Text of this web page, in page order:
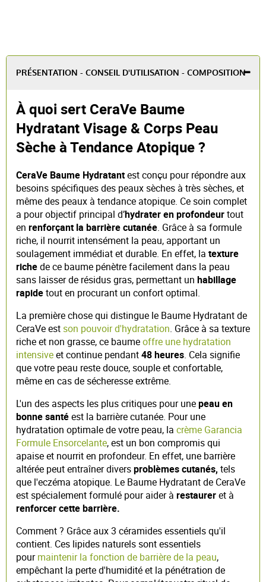
PRÉSENTATION - CONSEIL D'UTILISATION - COMPOSITION
À quoi sert CeraVe Baume
Hydratant Visage & Corps Peau
Sèche à Tendance Atopique ?
CeraVe Baume Hydratantest conçu pour répondre aux
besoins spécifiques des peaux sèches à très sèches, et
même des peaux à tendance atopique. Ce soin complet
a pour objectif principal d’hydrater en profondeurtout
en renforçant la barrière cutanée. Grâce à sa formule
riche, il nourrit intensément la peau, apportant un
soulagement immédiat et durable. En effet, la texture
richede ce baume pénètre facilement dans la peau
sans laisser de résidus gras, permettant un habillage
rapidetout en procurant un confort optimal.
La première chose qui distingue le Baume Hydratant de
CeraVe estson pouvoir d'hydratation. Grâce à sa texture
riche et non grasse, ce baumeoffre une hydratation
intensiveet continue pendant48 heures. Cela signifie
que votre peau reste douce, souple et confortable,
même en cas de sécheresse extrême.
L'un des aspects les plus critiques pour unepeau en
bonne santéest la barrière cutanée. Pour une
hydratation optimale de votre peau, la crème Garancia
Formule Ensorcelante, est un bon compromis qui
apaise et nourrit en profondeur. En effet, une barrière
altérée peut entraîner diversproblèmes cutanés, tels
que l'eczéma atopique. Le Baume Hydratant de CeraVe
est spécialement formulé pour aider à restaureret à
renforcer cette barrière.
Comment ? Grâce aux 3 céramides essentiels qu'il
contient. Ces lipides naturels sont essentiels
pourmaintenir la fonction de barrière de la peau,
empêchant la perte d'humidité et la pénétration de